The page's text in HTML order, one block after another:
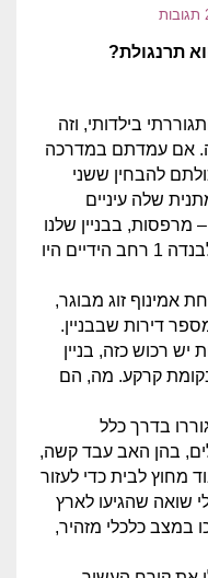
תרנגולת?
מס' 1 א' בו התגוררתי בילדותי, וזה
זה לזה. אם עמדתם במדרכה
להבחין ששני
שלה עיניים
מרפסות, בבניין שלנו
1א' היו רק חמישה דיירים, אבל בלבנדה 1 רחב הידיים היו
אמינוף זוג מבוגר,
דירות שבבניין.
רכוש כזה, בניין
בקומת קרקע. מה, הם
בדרך כלל
בהן האב עבד קשה,
מחוץ לבית כדי לעזור
שואה שהגיעו לארץ
במצב כלכלי מזהיר,